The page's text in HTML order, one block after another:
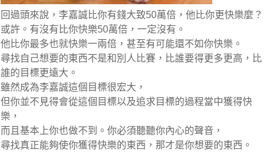
回過頭來說，李嘉誠比你有錢大致50萬倍，他比你更快樂麼？
或許。有沒有比你快樂50萬倍，一定沒有。
他比你最多也就快樂一兩倍，甚至有可能還不如你快樂。
尋找自己想要的東西不是和別人比賽，比誰要得更多更高，比
誰的目標更遠大。
雖然成為李嘉誠這個目標很宏大，
但你並不見得會從這個目標以及追求目標的過程當中獲得快
樂，
而且基本上你也做不到。你必須聽聽你內心的聲音，
尋找真正能夠使你獲得快樂的東西，那才是你想要的東西。